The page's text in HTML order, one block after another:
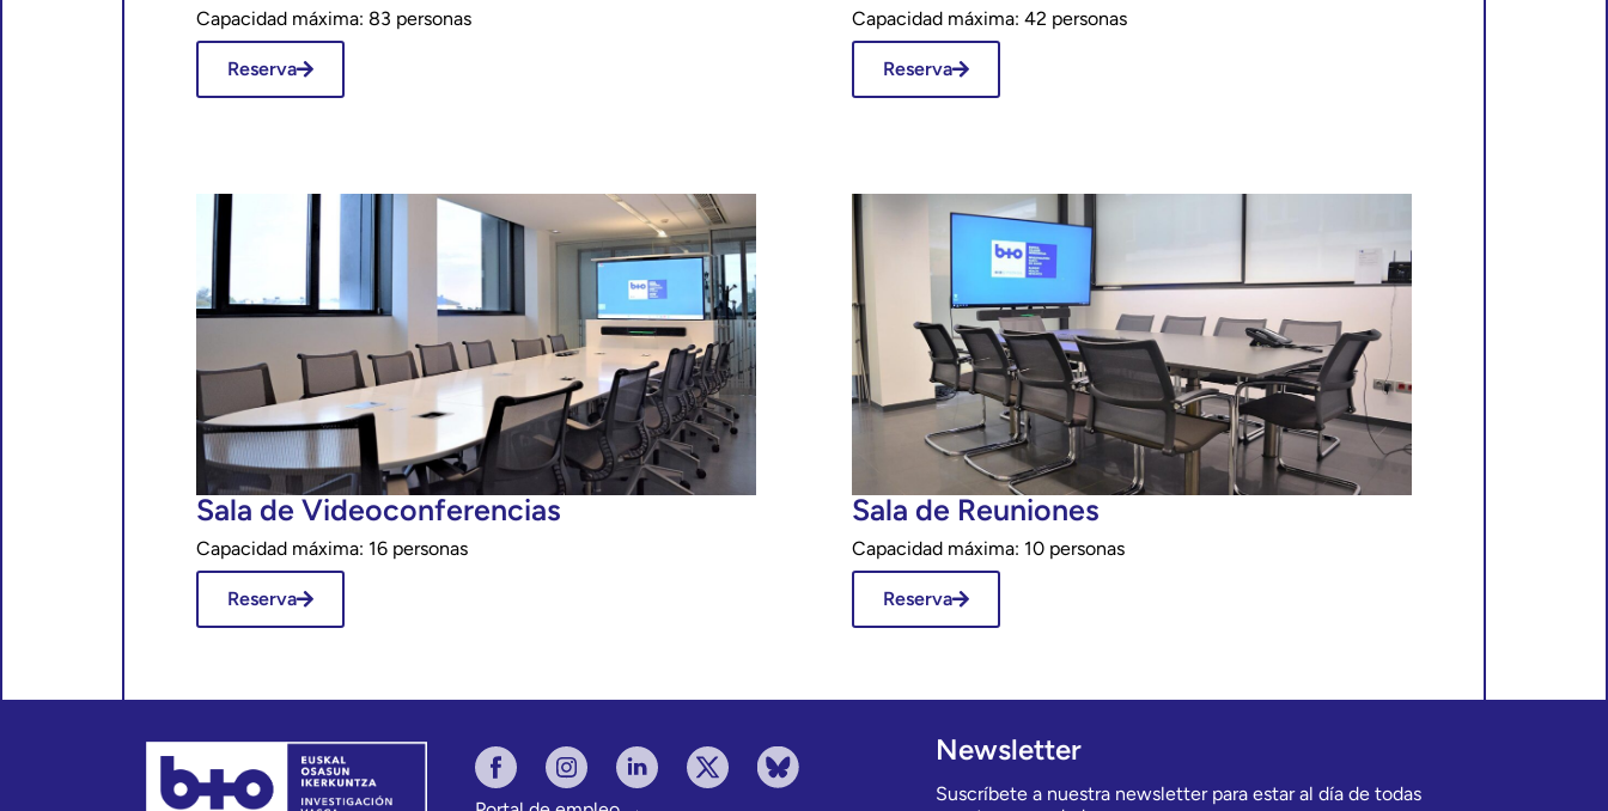
Capacidad máxima: 83 personas
Reserva
Capacidad máxima: 42 personas
Reserva
Sala de Videoconferencias
Capacidad máxima: 16 personas
Reserva
Sala de Reuniones
Capacidad máxima: 10 personas
Reserva
Newsletter
Suscríbete a nuestra newsletter para estar al día de todas